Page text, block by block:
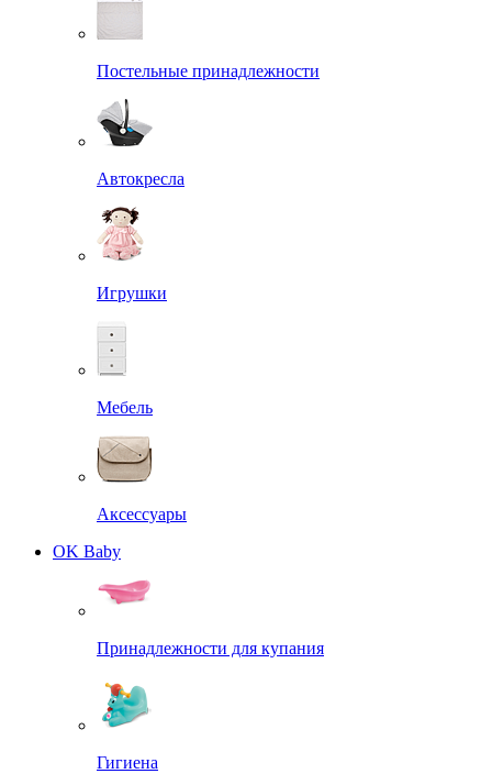
Постельные принадлежности
Автокресла
Игрушки
Мебель
Аксессуары
OK Baby
Принадлежности для купания
Гигиена